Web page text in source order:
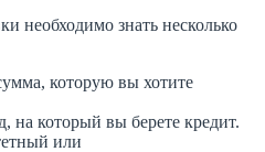
необходимо знать несколько
которую вы хотите
на который вы берете кредит.
или